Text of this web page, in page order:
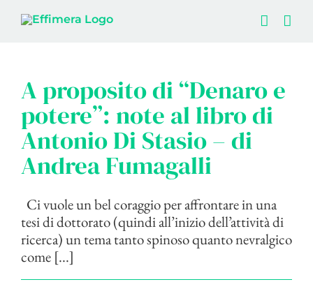
A proposito di “Denaro e
potere”: note al libro di
Antonio Di Stasio – di
Andrea Fumagalli
Ci vuole un bel coraggio per affrontare in una
tesi di dottorato (quindi all’inizio dell’attività di
ricerca) un tema tanto spinoso quanto nevralgico
come [...]